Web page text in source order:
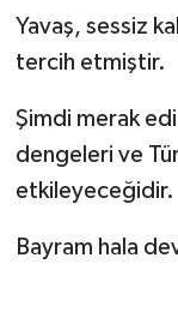
Yavaş, sessiz
tercih etmiştir.
Şimdi merak
dengeleri ve
etkileyeceğidir.
Bayram hala